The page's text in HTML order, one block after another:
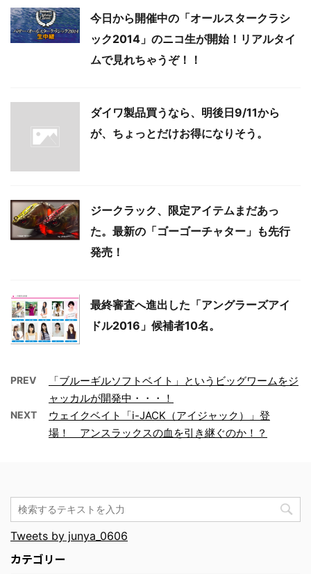
今日から開催中の「オールスタークラシ
ック2014」のニコ生が開始！リアルタイ
ムで見れちゃうぞ！！
ダイワ製品買うなら、明後日9/11から
が、ちょっとだけお得になりそう。
ジークラック、限定アイテムまだあっ
た。最新の「ゴーゴーチャター」も先行
発売！
最終審査へ進出した「アングラーズアイ
ドル2016」候補者10名。
PREV
「ブルーギルソフトベイト」というビッグワームをジ
ャッカルが開発中・・・！
NEXT
ウェイクベイト「i-JACK（アイジャック）」登
場！ アンスラックスの血を引き継ぐのか！？
Tweets by junya_0606
カテゴリー